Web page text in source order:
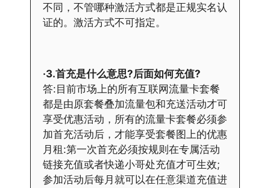
不同，不管哪种激活方式都是正规实名认
证的。激活方式不可指定。
·3.首充是什么意思?后面如何充值?
答:目前市场上的所有互联网流量卡套餐
都是由原套餐叠加流量包和充送活动才可
享受优惠活动，所有的流量卡套餐必须参
加首充活动后，才能享受套餐图上的优惠
月租:第一次首充必须按规则在专属活动
链接充值或者快递小哥处充值才可生效;
参加活动后每月就可以在任意渠道充值进